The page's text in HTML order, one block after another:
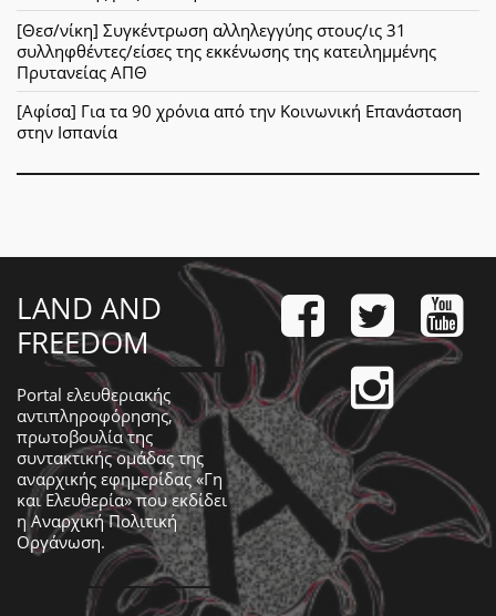
[Θεσ/νίκη] Συγκέντρωση αλληλεγγύης στους/ις 31
συλληφθέντες/είσες της εκκένωσης της κατειλημμένης
Πρυτανείας ΑΠΘ
[Αφίσα] Για τα 90 χρόνια από την Κοινωνική Επανάσταση
στην Ισπανία
LAND AND
FREEDOM
Portal ελευθεριακής
αντιπληροφόρησης,
πρωτοβουλία της
συντακτικής ομάδας της
αναρχικής εφημερίδας «Γη
και Ελευθερία» που εκδίδει
ηΑναρχική Πολιτική
Οργάνωση.